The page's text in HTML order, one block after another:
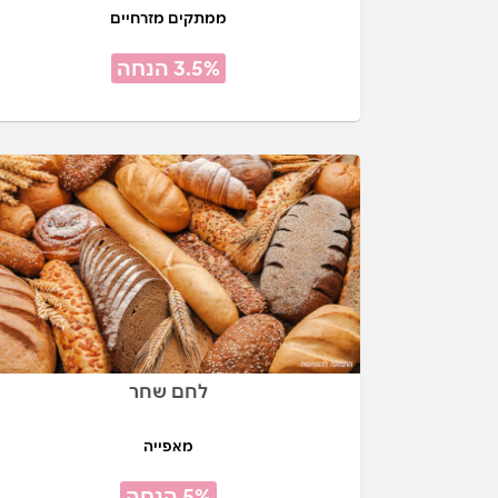
ממתקים מזרחיים
3.5% הנחה
לחם שחר
מאפייה